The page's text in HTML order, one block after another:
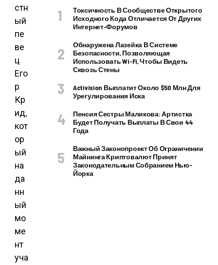
стн
ый
пе
ве
ц
Его
р
Кр
ид,
кот
ор
ый
на
да
нн
ый
мо
ме
нт
уча
Токсичность В Сообществе Открытого
Исходного Кода Отличается От Других
Интернет-Форумов
Обнаружена Лазейка В Системе
Безопасности, Позволяющая
Использовать Wi-Fi, Чтобы Видеть
Сквозь Стены
Activision Выплатит Около $50 Млн Для
Урегулирования Иска
Пенсия Сестры Маликова: Артистка
Будет Получать Выплаты В Свои 44
Года
Важный Законопроект Об Ограничении
Майнинга Криптовалют Принят
Законодательным Собранием Нью-
Йорка